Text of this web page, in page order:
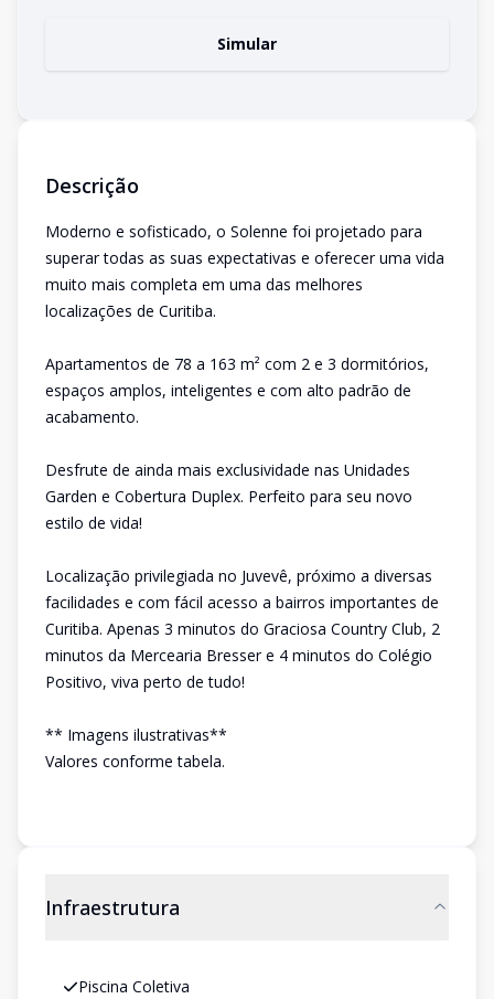
Simular
Descrição
Moderno e sofisticado, o Solenne foi projetado para
superar todas as suas expectativas e oferecer uma vida
muito mais completa em uma das melhores
localizações de Curitiba.
Apartamentos de 78 a 163 m² com 2 e 3 dormitórios,
espaços amplos, inteligentes e com alto padrão de
acabamento.
Desfrute de ainda mais exclusividade nas Unidades
Garden e Cobertura Duplex. Perfeito para seu novo
estilo de vida!
Localização privilegiada no Juvevê, próximo a diversas
facilidades e com fácil acesso a bairros importantes de
Curitiba. Apenas 3 minutos do Graciosa Country Club, 2
minutos da Mercearia Bresser e 4 minutos do Colégio
Positivo, viva perto de tudo!
** Imagens ilustrativas**
Valores conforme tabela.
Infraestrutura
Piscina Coletiva